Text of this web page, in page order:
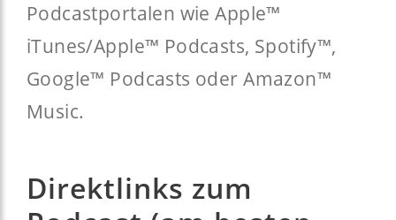
Podcastportalen wie Apple™
iTunes/Apple™ Podcasts, Spotify™,
Google™ Podcasts oder Amazon™
Music.
Direktlinks zum